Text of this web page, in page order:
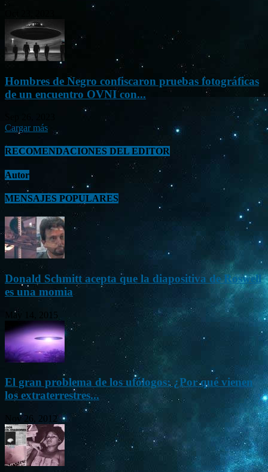
Hombres de Negro confiscaron pruebas fotográficas
de un encuentro OVNI con...
Cargar más
RECOMENDACIONES DEL EDITOR
Autor
MENSAJES POPULARES
Donald Schmitt acepta que la diapositiva de Roswell
es una momia
May 14, 2015
El gran problema de los ufólogos: ¿Por qué vienen
los extraterrestres...
Nov 26, 2012